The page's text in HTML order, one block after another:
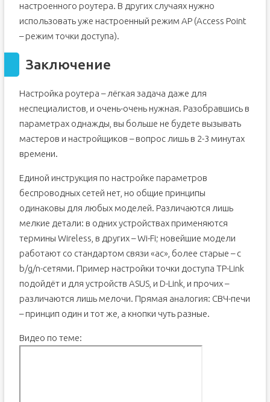
настроенного роутера. В других случаях нужно
использовать уже настроенный режим AP (Access Point
– режим точки доступа).
Заключение
Настройка роутера – лёгкая задача даже для
неспециалистов, и очень-очень нужная. Разобравшись в
параметрах однажды, вы больше не будете вызывать
мастеров и настройщиков – вопрос лишь в 2-3 минутах
времени.
Единой инструкция по настройке параметров
беспроводных сетей нет, но общие принципы
одинаковы для любых моделей. Различаются лишь
мелкие детали: в одних устройствах применяются
термины Wireless, в других – Wi-Fi; новейшие модели
работают со стандартом связи «ac», более старые – с
b/g/n-сетями. Пример настройки точки доступа TP-Link
подойдёт и для устройств ASUS, и D-Link, и прочих –
различаются лишь мелочи. Прямая аналогия: СВЧ-печи
– принцип один и тот же, а кнопки чуть разные.
Видео по теме: